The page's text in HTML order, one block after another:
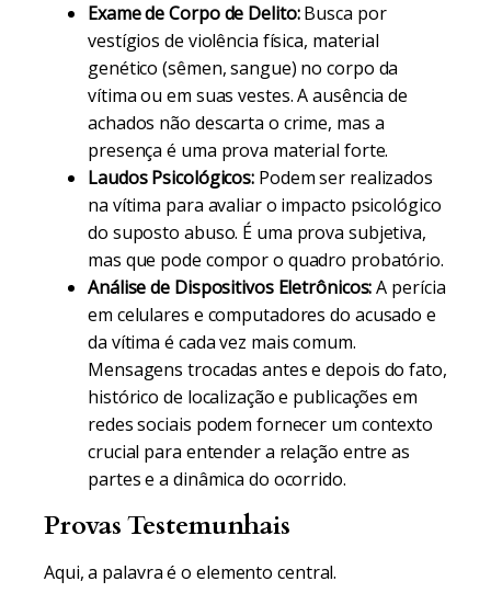
Exame de Corpo de Delito:Busca por
vestígios de violência física, material
genético (sêmen, sangue) no corpo da
vítima ou em suas vestes. A ausência de
achados não descarta o crime, mas a
presença é uma prova material forte.
Laudos Psicológicos: Podem ser realizados
na vítima para avaliar o impacto psicológico
do suposto abuso. É uma prova subjetiva,
mas que pode compor o quadro probatório.
Análise de Dispositivos Eletrônicos:A perícia
em celulares e computadores do acusado e
da vítima é cada vez mais comum.
Mensagens trocadas antes e depois do fato,
histórico de localização e publicações em
redes sociais podem fornecer um contexto
crucial para entender a relação entre as
partes e a dinâmica do ocorrido.
Provas Testemunhais
Aqui, a palavra é o elemento central.